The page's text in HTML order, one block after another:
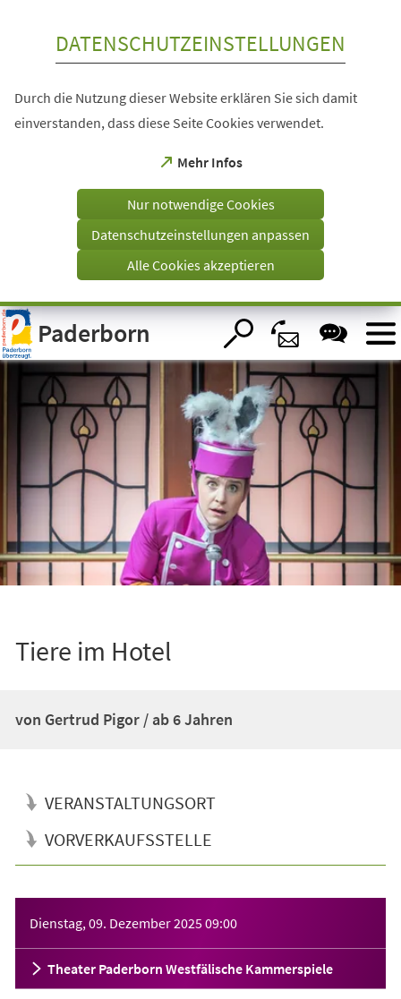
Visuelle
Assistenzsoftware
öffnen.
DATENSCHUTZEINSTELLUNGEN
Durch die Nutzung dieser Website erklären Sie sich damit
einverstanden, dass diese Seite Cookies verwendet.
Mehr Infos
(Öffnet
einem
Tab)
Nur notwendige Cookies
Datenschutzeinstellungen anpassen
Alle Cookies akzeptieren
Paderborn
Tiere im Hotel
von Gertrud Pigor / ab 6 Jahren
VERANSTALTUNGSORT
VORVERKAUFSSTELLE
Dienstag, 09. Dezember 202509:00
Theater Paderborn Westfälische Kammerspiele